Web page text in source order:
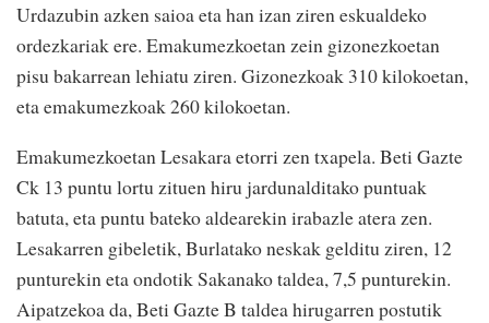
Urdazubin azken saioa eta han izan ziren eskualdeko
ordezkariak ere. Emakumezkoetan zein gizonezkoetan
pisu bakarrean lehiatu ziren. Gizonezkoak 310 kilokoetan,
eta emakumezkoak 260 kilokoetan.
Emakumezkoetan Lesakara etorri zen txapela. Beti Gazte
Ck 13 puntu lortu zituen hiru jardunalditako puntuak
batuta, eta puntu bateko aldearekin irabazle atera zen.
Lesakarren gibeletik, Burlatako neskak gelditu ziren, 12
punturekin eta ondotik Sakanako taldea, 7,5 punturekin.
Aipatzekoa da, Beti Gazte B taldea hirugarren postutik